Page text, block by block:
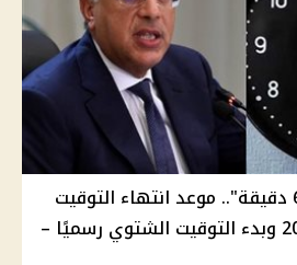
"الساعة هترجّعها 60 دقيقة".. موعد انتهاء التوقيت
الصيفي في مصر 2025 وبدء التوقيت الشتوي رسميًا –